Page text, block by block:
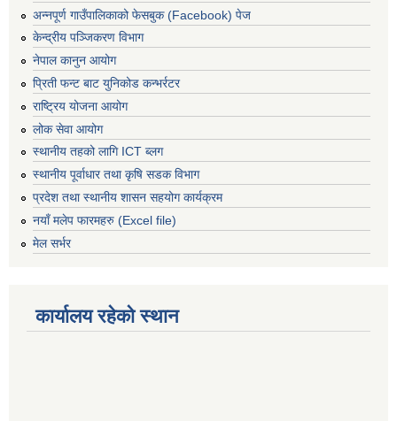
अन्नपूर्ण गाउँपालिकाको फेसबुक (Facebook) पेज
केन्द्रीय पञ्जिकरण विभाग
नेपाल कानुन आयोग
प्रिती फन्ट बाट युनिकोड कन्भर्रटर
राष्ट्रिय योजना आयोग
लोक सेवा आयोग
स्थानीय तहको लागि ICT ब्लग
स्थानीय पूर्वाधार तथा कृषि सडक विभाग
प्रदेश तथा स्थानीय शासन सहयोग कार्यक्रम
नयाँ मलेप फारमहरु (Excel file)
मेल सर्भर
कार्यालय रहेको स्थान